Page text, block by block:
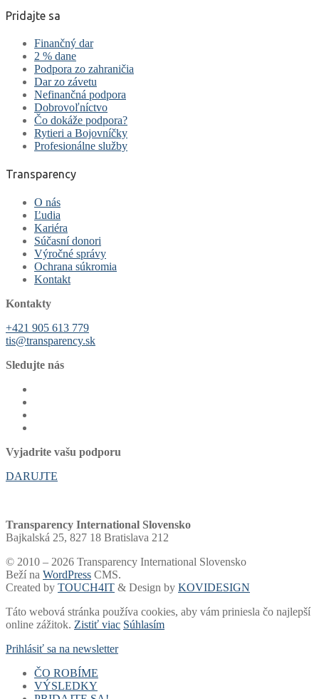
Pridajte sa
Finančný dar
2 % dane
Podpora zo zahraničia
Dar zo závetu
Nefinančná podpora
Dobrovoľníctvo
Čo dokáže podpora?
Rytieri a Bojovníčky
Profesionálne služby
Transparency
O nás
Ľudia
Kariéra
Súčasní donori
Výročné správy
Ochrana súkromia
Kontakt
Kontakty
+421 905 613 779
tis@transparency.sk
Sledujte nás
Vyjadrite vašu podporu
DARUJTE
Transparency International Slovensko
Bajkalská 25, 827 18 Bratislava 212
© 2010 – 2026 Transparency International Slovensko
Beží na WordPress CMS.
Created by TOUCH4IT & Design by KOVIDESIGN
Táto webová stránka používa cookies, aby vám priniesla čo najlepší
online zážitok. Zistiť viac Súhlasím
Prihlásiť sa na newsletter
ČO ROBÍME
Voľby a financovanie strán
VÝSLEDKY